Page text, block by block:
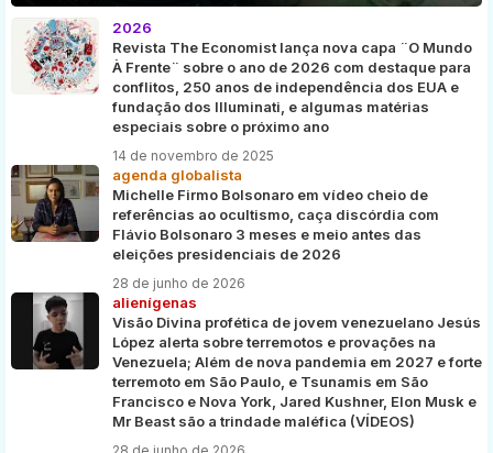
2026
Revista The Economist lança nova capa ¨O Mundo
À Frente¨ sobre o ano de 2026 com destaque para
conflitos, 250 anos de independência dos EUA e
fundação dos Illuminati, e algumas matérias
especiais sobre o próximo ano
14 de novembro de 2025
agenda globalista
Michelle Firmo Bolsonaro em vídeo cheio de
referências ao ocultismo, caça discórdia com
Flávio Bolsonaro 3 meses e meio antes das
eleições presidenciais de 2026
28 de junho de 2026
alienígenas
Visão Divina profética de jovem venezuelano Jesús
López alerta sobre terremotos e provações na
Venezuela; Além de nova pandemia em 2027 e forte
terremoto em São Paulo, e Tsunamis em São
Francisco e Nova York, Jared Kushner, Elon Musk e
Mr Beast são a trindade maléfica (VÍDEOS)
28 de junho de 2026